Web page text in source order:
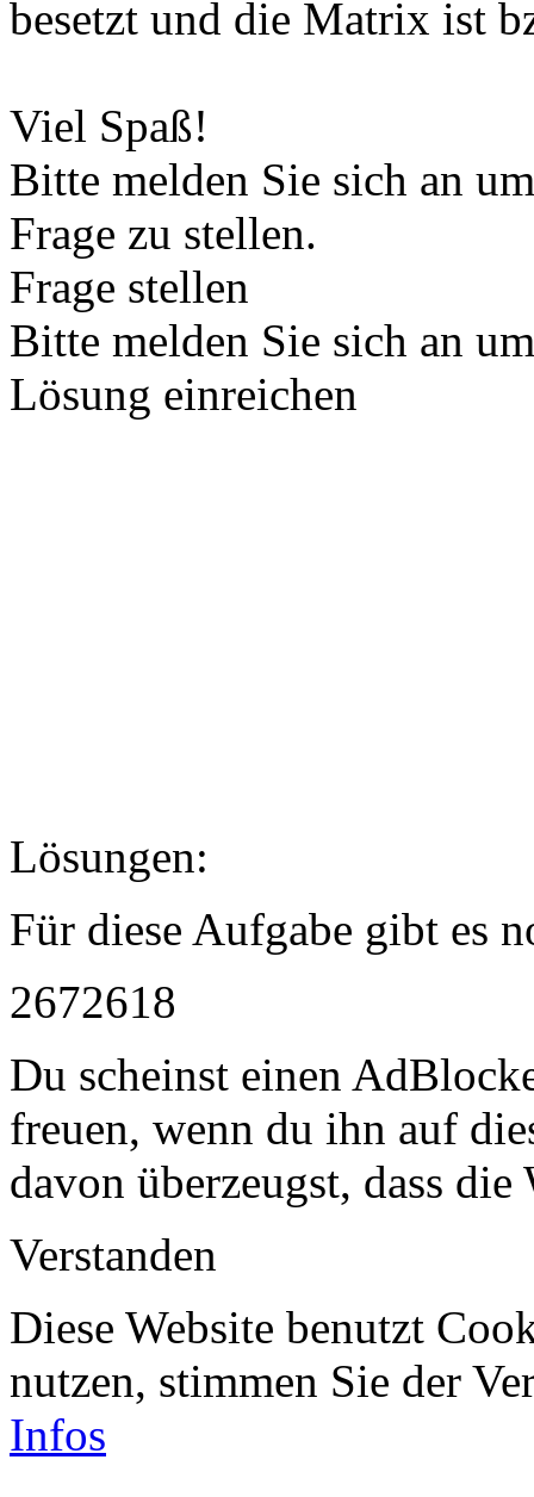
besetzt und die Matrix ist
Viel Spaß!
Bitte melden Sie sich an
Frage zu stellen.
Frage stellen
Bitte melden Sie sich an
Lösung einreichen
Lösungen:
Für diese Aufgabe gibt es
2672618
Du scheinst einen
freuen, wenn du ihn auf
davon überzeugst, dass
Verstanden
Diese Website benutzt
nutzen, stimmen Sie der
Infos